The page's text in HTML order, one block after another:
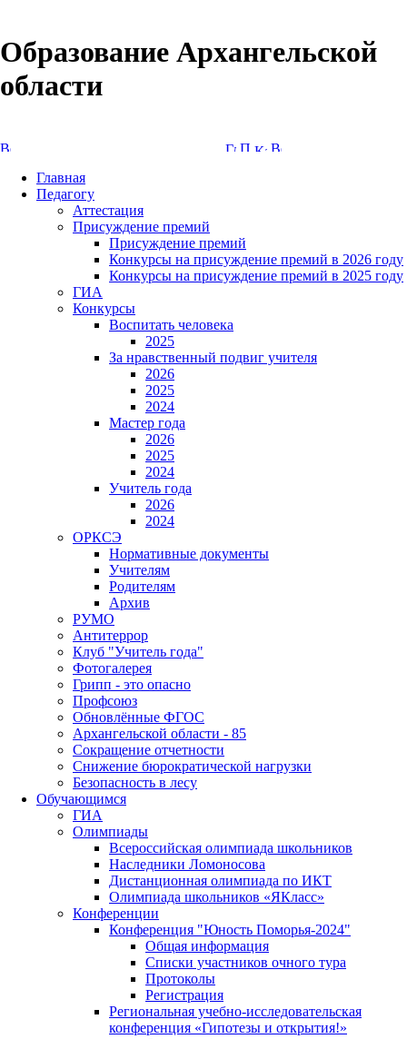
Образование Архангельской
области
Главная
Педагогу
Аттестация
Присуждение премий
Присуждение премий
Конкурсы на присуждение премий в 2026 году
Конкурсы на присуждение премий в 2025 году
ГИА
Конкурсы
Воспитать человека
2025
За нравственный подвиг учителя
2026
2025
2024
Мастер года
2026
2025
2024
Учитель года
2026
2024
ОРКСЭ
Нормативные документы
Учителям
Родителям
Архив
РУМО
Антитеррор
Клуб "Учитель года"
Фотогалерея
Грипп - это опасно
Профсоюз
Обновлённые ФГОС
Архангельской области - 85
Сокращение отчетности
Снижение бюрократической нагрузки
Безопасность в лесу
Обучающимся
ГИА
Олимпиады
Всероссийская олимпиада школьников
Наследники Ломоносова
Дистанционная олимпиада по ИКТ
Олимпиада школьников «ЯКласс»
Конференции
Конференция "Юность Поморья-2024"
Общая информация
Списки участников очного тура
Протоколы
Регистрация
Региональная учебно-исследовательская
конференция «Гипотезы и открытия!»